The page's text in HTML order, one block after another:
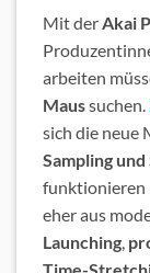
Mit derAkai
arbeiten
Maussuchen.
sich die neue
Sampling
funktionieren
eher aus
Launching,